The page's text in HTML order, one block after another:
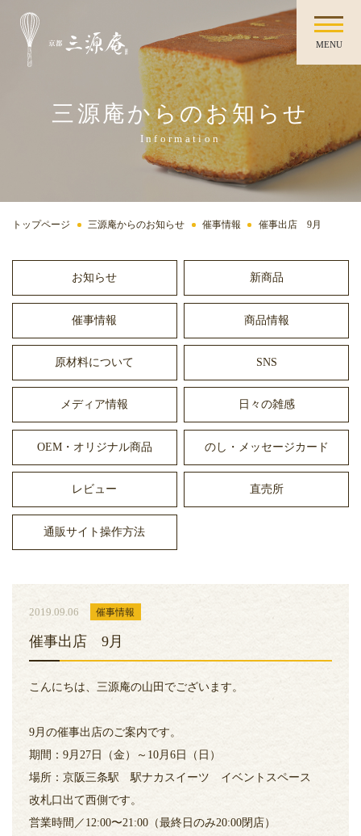
MENU
三源庵からのお知らせ
Information
トップページ 三源庵からのお知らせ 催事情報 催事出店 9月
お知らせ 新商品
催事情報 商品情報
原材料について SNS
メディア情報 日々の雑感
OEM・オリジナル商品 のし・メッセージカード
レビュー 直売所
通販サイト操作方法
2019.09.06 催事情報
催事出店 9月
こんにちは、三源庵の山田でございます。
9月の催事出店のご案内です。
期間：9月27日（金）～10月6日（日）
場所：京阪三条駅 駅ナカスイーツ イベントスペース
改札口出て西側です。
営業時間／12:00〜21:00（最終日のみ20:00閉店）